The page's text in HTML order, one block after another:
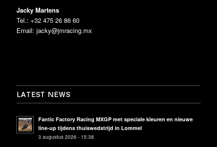
Jacky Martens
Tel.: +32 475 26 86 60
Email: jacky@jmracing.mx
LATEST NEWS
Fantic Factory Racing MXGP met speciale kleuren en nieuwe
line-up tijdens thuiswedstrijd in Lommel
3 augustus 2026 - 15:38